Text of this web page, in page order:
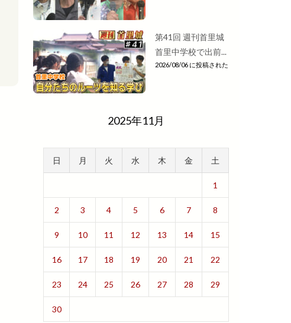
第41回 週刊首里城
首里中学校で出前...
2026/08/06 に投稿された
2025年11月
日 月 火 水 木 金 土
1
2 3 4 5 6 7 8
9 10 11 12 13 14 15
16 17 18 19 20 21 22
23 24 25 26 27 28 29
30